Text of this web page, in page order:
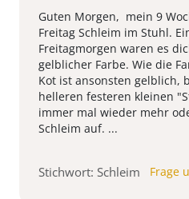
Guten Morgen, mein 9
Freitag Schleim im Stuhl.
Freitagmorgen waren es
gelblicher Farbe. Wie die
Kot ist ansonsten gelblich,
helleren festeren kleinen
immer mal wieder mehr
Schleim auf. ...
Stichwort: Schleim Frage